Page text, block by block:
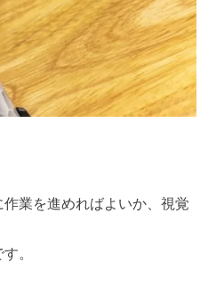
業を進めればよいか、視覚
。